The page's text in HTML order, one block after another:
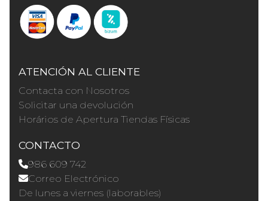
ATENCIÓN AL CLIENTE
Contacta con Nosotros
Solicitar una devolución
Horários de Apertura Tiendas Físicas
CONTACTO
986 609 742
Correo Electrónico
De lunes a viernes (laborables)